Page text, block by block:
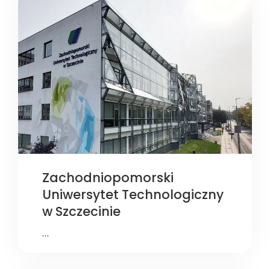
Zachodniopomorski
Uniwersytet Technologiczny
w Szczecinie
…